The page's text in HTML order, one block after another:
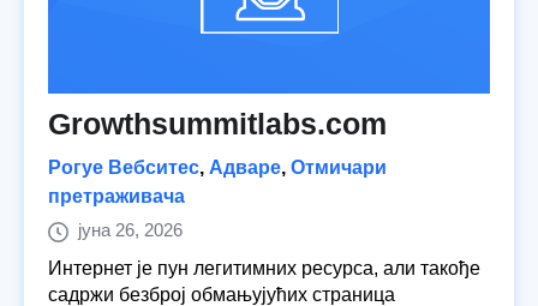
Growthsummitlabs.com
Рогуе Вебситес, Адваре, Отмичари
претраживача
јуна 26, 2026
Интернет је пун легитимних ресурса, али такође
садржи безброј обмањујућих страница